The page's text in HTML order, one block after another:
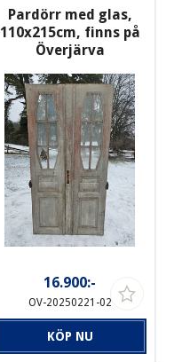
Pardörr med glas,
110x215cm, finns på
Överjärva
16.900:-
OV-20250221-02
KÖP NU